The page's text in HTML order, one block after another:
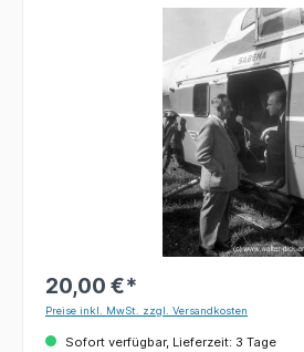
20,00 €*
Preise inkl. MwSt. zzgl. Versandkosten
Sofort verfügbar, Lieferzeit: 3 Tage